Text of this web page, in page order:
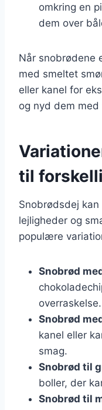
omkring en
dem over
Når snobrødene
med smeltet
eller kanel for
og nyd dem med
til
Snobrødsdej
lejligheder og
populære
Snobrød
overraskelse.
Snobrød
kanel eller
smag.
Snobrød til
boller, der
Snobrød til